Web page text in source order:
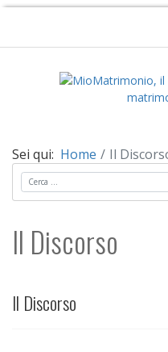
Sei qui: Home Il
Cerca
Il Discorso
Il Discorso